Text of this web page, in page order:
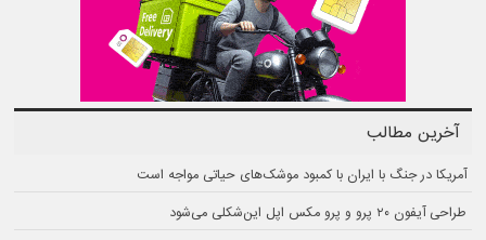
آخرین مطالب
آمریکا در جنگ با ایران با کمبود موشک‌های حیاتی مواجه است
طراحی آیفون ۲۰ پرو و پرو مکس اپل این‌شکلی می‌شود